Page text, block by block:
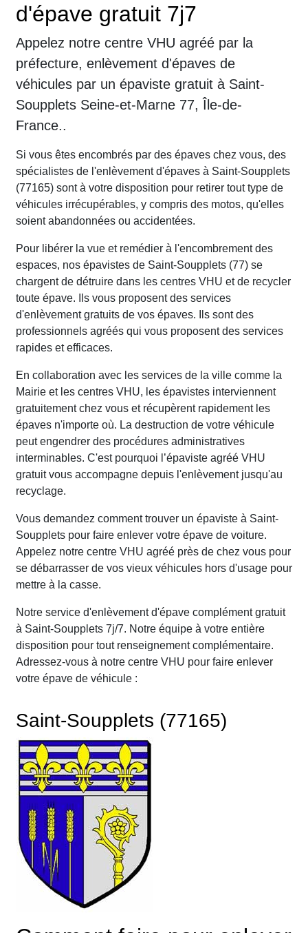
d'épave gratuit 7j7
Appelez notre centre VHU agréé par la
préfecture, enlèvement d'épaves de
véhicules par un épaviste gratuit à Saint-
Soupplets Seine-et-Marne 77, Île-de-
France..
Si vous êtes encombrés par des épaves chez vous, des
spécialistes de l'enlèvement d'épaves à Saint-Soupplets
(77165) sont à votre disposition pour retirer tout type de
véhicules irrécupérables, y compris des motos, qu'elles
soient abandonnées ou accidentées.
Pour libérer la vue et remédier à l'encombrement des
espaces, nos épavistes de Saint-Soupplets (77) se
chargent de détruire dans les centres VHU et de recycler
toute épave. Ils vous proposent des services
d'enlèvement gratuits de vos épaves. Ils sont des
professionnels agréés qui vous proposent des services
rapides et efficaces.
En collaboration avec les services de la ville comme la
Mairie et les centres VHU, les épavistes interviennent
gratuitement chez vous et récupèrent rapidement les
épaves n'importe où. La destruction de votre véhicule
peut engendrer des procédures administratives
interminables. C'est pourquoi l’épaviste agréé VHU
gratuit vous accompagne depuis l'enlèvement jusqu'au
recyclage.
Vous demandez comment trouver un épaviste à Saint-
Soupplets pour faire enlever votre épave de voiture.
Appelez notre centre VHU agréé près de chez vous pour
se débarrasser de vos vieux véhicules hors d'usage pour
mettre à la casse.
Notre service d'enlèvement d'épave complément gratuit
à Saint-Soupplets 7j/7. Notre équipe à votre entière
disposition pour tout renseignement complémentaire.
Adressez-vous à notre centre VHU pour faire enlever
votre épave de véhicule :
Saint-Soupplets (77165)